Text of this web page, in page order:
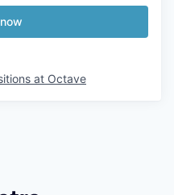
at Octave
Getro.com